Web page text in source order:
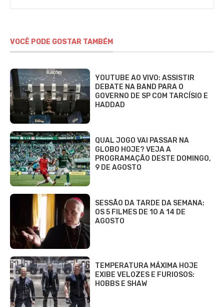
VOCÊ PODE GOSTAR TAMBÉM
YOUTUBE AO VIVO: ASSISTIR
DEBATE NA BAND PARA O
GOVERNO DE SP COM TARCÍSIO E
HADDAD
QUAL JOGO VAI PASSAR NA
GLOBO HOJE? VEJA A
PROGRAMAÇÃO DESTE DOMINGO,
9 DE AGOSTO
SESSÃO DA TARDE DA SEMANA:
OS 5 FILMES DE 10 A 14 DE
AGOSTO
TEMPERATURA MÁXIMA HOJE
EXIBE VELOZES E FURIOSOS:
HOBBS E SHAW